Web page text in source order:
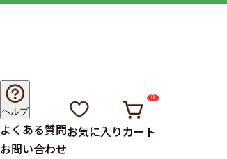
ヘルプ
よくある質問
お問い合わせ
お気に入りカート
0